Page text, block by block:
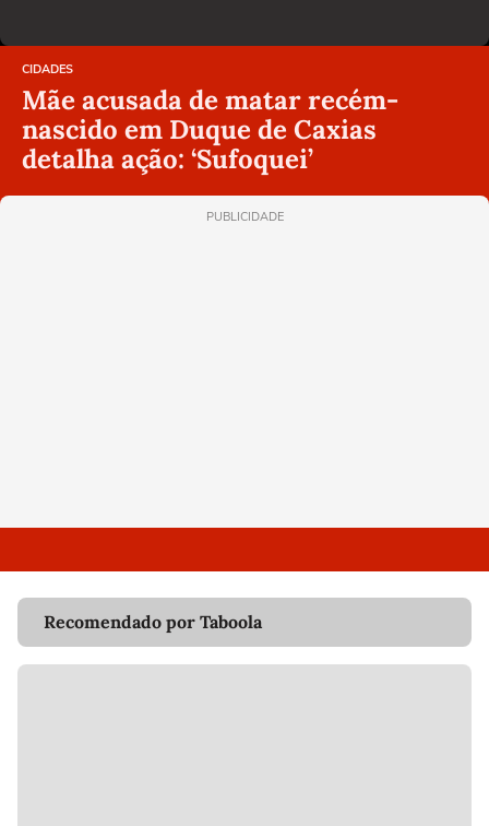
CIDADES
Mãe acusada de matar recém-
nascido em Duque de Caxias
detalha ação: ‘Sufoquei’
PUBLICIDADE
Recomendado por Taboola